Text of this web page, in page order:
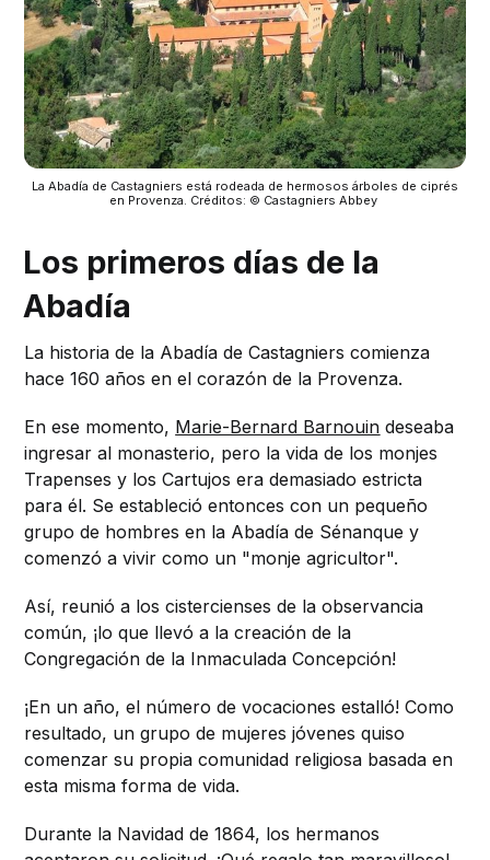
en Provenza. Créditos: © Castagniers Abbey
Los primeros días de la
Abadía
La historia de la Abadía de Castagniers comienza
hace 160 años en el corazón de la Provenza.
En ese momento, Marie-Bernard Barnouin deseaba
ingresar al monasterio, pero la vida de los monjes
Trapenses y los Cartujos era demasiado estricta
para él. Se estableció entonces con un pequeño
grupo de hombres en la Abadía de Sénanque y
comenzó a vivir como un "monje agricultor".
Así, reunió a los cistercienses de la observancia
común, ¡lo que llevó a la creación de la
Congregación de la Inmaculada Concepción!
¡En un año, el número de vocaciones estalló! Como
resultado, un grupo de mujeres jóvenes quiso
comenzar su propia comunidad religiosa basada en
esta misma forma de vida.
Durante la Navidad de 1864, los hermanos